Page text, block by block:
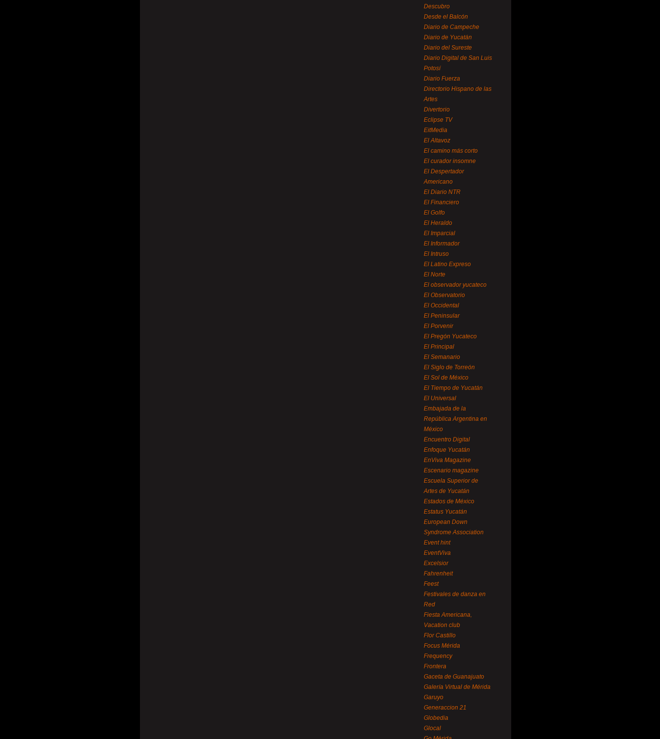
Descubro
Desde el Balcón
Diario de Campeche
Diario de Yucatán
Diario del Sureste
Diario Digital de San Luis
Potosí
Diario Fuerza
Directorio Hispano de las
Artes
Divertorio
Eclipse TV
EitMedia
El Altavoz
El camino más corto
El curador insomne
El Despertador
Americano
El Diario NTR
El Financiero
El Golfo
El Heraldo
El Imparcial
El Informador
El Intruso
El Latino Expreso
El Norte
El observador yucateco
El Observatorio
El Occidental
El Peninsular
El Porvenir
El Pregón Yucateco
El Principal
El Semanario
El Siglo de Torreón
El Sol de México
El Tiempo de Yucatán
El Universal
Embajada de la
República Argentina en
México
Encuentro Digital
Enfoque Yucatán
EnViva Magazine
Escenario magazine
Escuela Superior de
Artes de Yucatán
Estados de México
Estatus Yucatán
European Down
Syndrome Association
Event hint
EventViva
Excelsior
Fahrenheit
Feest
Festivales de danza en
Red
Fiesta Americana,
Vacation club
Flor Castillo
Focus Mérida
Frequency
Frontera
Gaceta de Guanajuato
Galería Virtual de Mérida
Garuyo
Generaccion 21
Globedia
Glocal